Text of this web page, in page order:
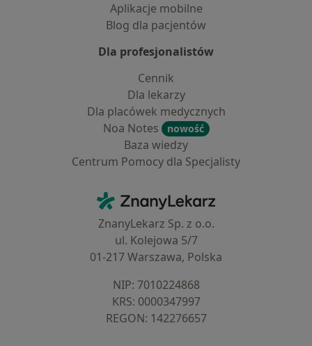
Aplikacje mobilne
Blog dla pacjentów
Dla profesjonalistów
Cennik
Dla lekarzy
Dla placówek medycznych
Noa Notes
nowość
Baza wiedzy
Centrum Pomocy dla Specjalisty
ZnanyLekarz - Strona główna
ZnanyLekarz Sp. z o.o.
ul. Kolejowa 5/7
01-217 Warszawa, Polska
NIP: ⁠7010224868
KRS: ⁠0000347997
REGON: ⁠142276657